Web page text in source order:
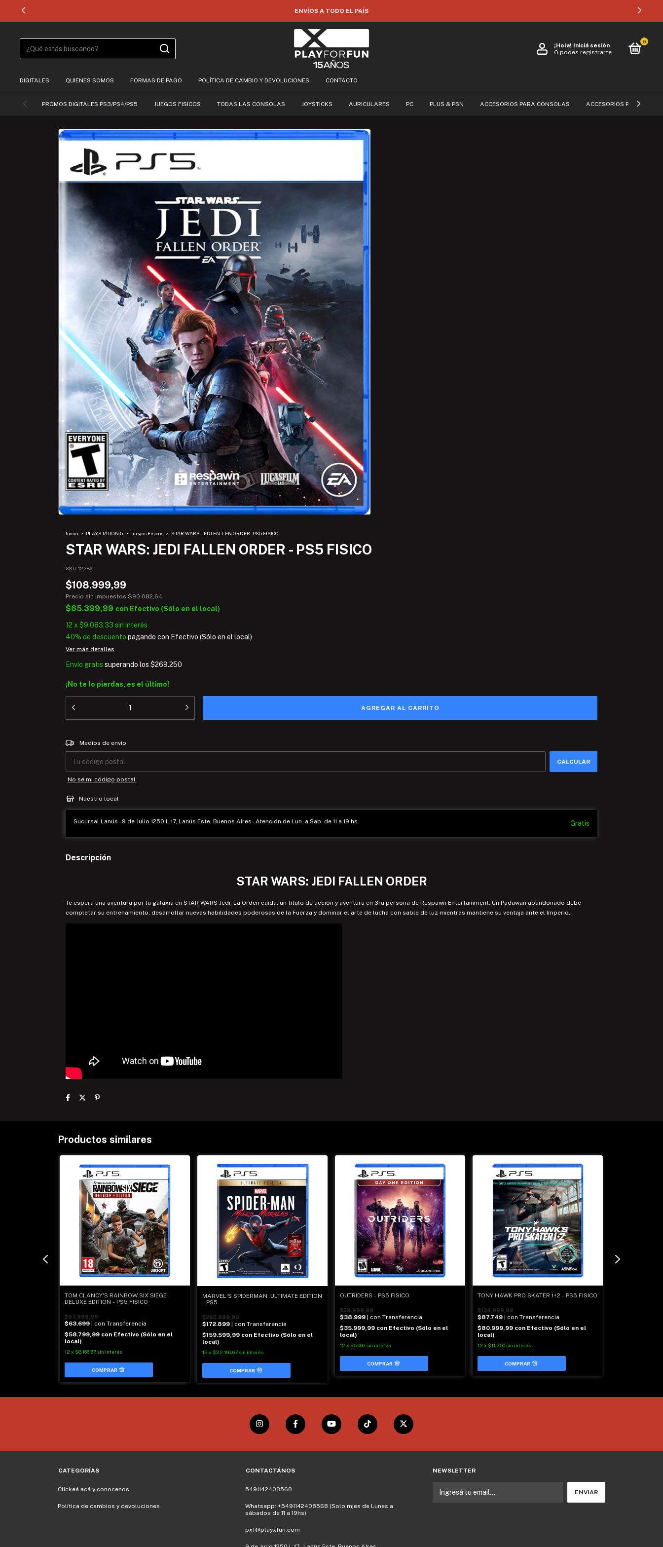
35% OFF POR TRANSFERENCIA
¡Hola! Iniciá sesión
O podés registrarte
0
DIGITALES QUIENES SOMOS FORMAS DE PAGO POLÍTICA DE CAMBIO Y DEVOLUCIONES CONTACTO
PROMOS DIGITALES PS3/PS4/PS5 JUEGOS FISICOS TODAS LAS CONSOLAS JOYSTICKS AURICULARES PC PLUS & PSN ACCESORIOS PARA CONSOLAS ACCESORIOS PARA
Inicio > PLAYSTATION 5 > Juegos Físicos > STAR WARS: JEDI FALLEN ORDER - PS5 FISICO
STAR WARS: JEDI FALLEN ORDER - PS5 FISICO
SKU: 12286
$108.999,99
Precio sin impuestos $90.082,64
$65.399,99 con Efectivo (Sólo en el local)
12 x$9.083,33 sin interés
40% de descuento pagando con Efectivo (Sólo en el local)
Ver más detalles
Envío gratis superando los $269.250
¡No te lo pierdas, es el último!
Entregas para el CP:
Medios de envío
CALCULAR
No sé mi código postal
Nuestro local
Sucursal Lanús - 9 de Julio 1250 L.17, Lanús Este, Buenos Aires - Atención de Lun. a Sab. de 11 a 19 hs. Gratis
Descripción
STAR WARS: JEDI FALLEN ORDER
Te espera una aventura por la galaxia en STAR WARS Jedi: La Orden caída, un título de acción y aventura en 3ra persona de Respawn Entertainment. Un Padawan abandonado debe
completar su entrenamiento, desarrollar nuevas habilidades poderosas de la Fuerza y dominar el arte de lucha con sable de luz mientras mantiene su ventaja ante el Imperio.
Productos similares
TOM CLANCY'S RAINBOW SIX SIEGE
DELUXE EDITION - PS5 FISICO
$97.999,99
$63.699
| con Transferencia
$58.799,99 con Efectivo (Sólo en el
local)
12 x $8.166,67 sin interés
MARVEL'S SPIDERMAN: ULTIMATE EDITION
- PS5
$265.999,99
$172.899 | con Transferencia
$159.599,99 con Efectivo (Sólo en el
local)
12 x $22.166,67 sin interés
OUTRIDERS - PS5 FISICO
$59.999,99
$38.999
| con Transferencia
$35.999,99 con Efectivo (Sólo en el
local)
12 x $5.000 sin interés
TONY HAWK PRO SKATER 1+2 - PS5 FISICO
$134.999,99
$87.749
| con Transferencia
$80.999,99 con Efectivo (Sólo en el
local)
12 x $11.250 sin interés
CATEGORÍAS
Clickeá acá y conocenos
Política de cambios y devoluciones
CONTACTÁNOS
5491142408568
Whatsapp: +5491142408568 (Solo mjes de Lunes a
sábados de 11 a 19hs)
pxf@playxfun.com
NEWSLETTER